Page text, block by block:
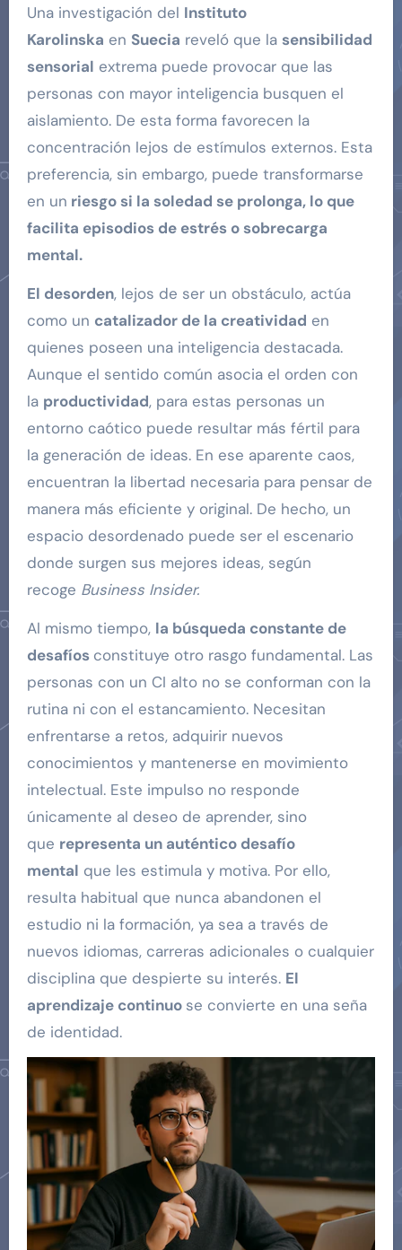
Una investigación del Instituto
Karolinska en Suecia reveló que la sensibilidad
sensorial extrema puede provocar que las
personas con mayor inteligencia busquen el
aislamiento. De esta forma favorecen la
concentración lejos de estímulos externos. Esta
preferencia, sin embargo, puede transformarse
en un riesgo si la soledad se prolonga, lo que
facilita episodios de estrés o sobrecarga
mental.
El desorden, lejos de ser un obstáculo, actúa
como un catalizador de la creatividad en
quienes poseen una inteligencia destacada.
Aunque el sentido común asocia el orden con
la productividad, para estas personas un
entorno caótico puede resultar más fértil para
la generación de ideas. En ese aparente caos,
encuentran la libertad necesaria para pensar de
manera más eficiente y original. De hecho, un
espacio desordenado puede ser el escenario
donde surgen sus mejores ideas, según
recoge Business Insider.
Al mismo tiempo, la búsqueda constante de
desafíos constituye otro rasgo fundamental. Las
personas con un CI alto no se conforman con la
rutina ni con el estancamiento. Necesitan
enfrentarse a retos, adquirir nuevos
conocimientos y mantenerse en movimiento
intelectual. Este impulso no responde
únicamente al deseo de aprender, sino
que representa un auténtico desafío
mental que les estimula y motiva. Por ello,
resulta habitual que nunca abandonen el
estudio ni la formación, ya sea a través de
nuevos idiomas, carreras adicionales o cualquier
disciplina que despierte su interés. El
aprendizaje continuo se convierte en una seña
de identidad.